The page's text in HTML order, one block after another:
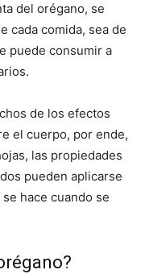
del orégano, se
cada comida, sea de
puede consumir a
de los efectos
el cuerpo, por ende,
las propiedades
pueden aplicarse
hace cuando se